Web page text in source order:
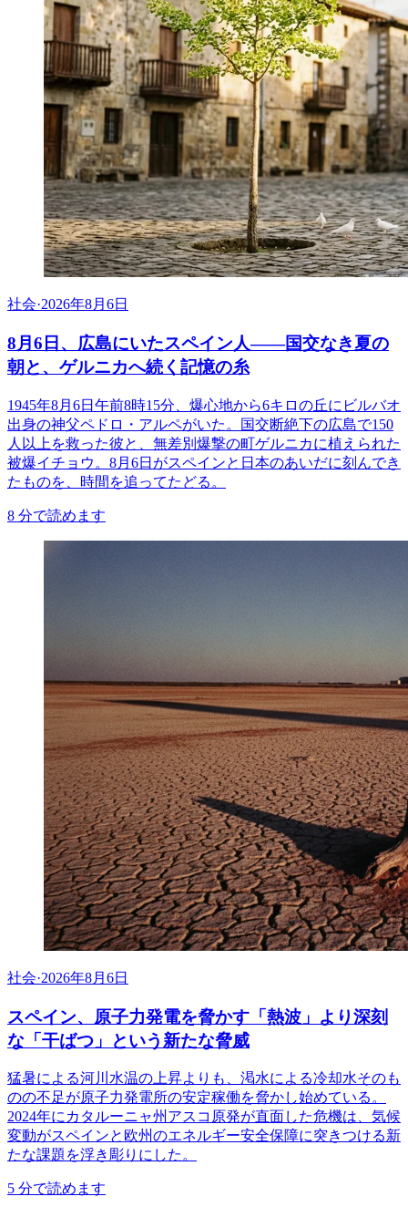
社会·2026年8月6日
8月6日、広島にいたスペイン人――国交なき夏の
朝と、ゲルニカへ続く記憶の糸
1945年8月6日午前8時15分、爆心地から6キロの丘にビルバオ
出身の神父ペドロ・アルペがいた。国交断絶下の広島で150
人以上を救った彼と、無差別爆撃の町ゲルニカに植えられた
被爆イチョウ。8月6日がスペインと日本のあいだに刻んでき
たものを、時間を追ってたどる。
8 分で読めます
社会·2026年8月6日
スペイン、原子力発電を脅かす「熱波」より深刻
な「干ばつ」という新たな脅威
猛暑による河川水温の上昇よりも、渇水による冷却水そのも
のの不足が原子力発電所の安定稼働を脅かし始めている。
2024年にカタルーニャ州アスコ原発が直面した危機は、気候
変動がスペインと欧州のエネルギー安全保障に突きつける新
たな課題を浮き彫りにした。
5 分で読めます